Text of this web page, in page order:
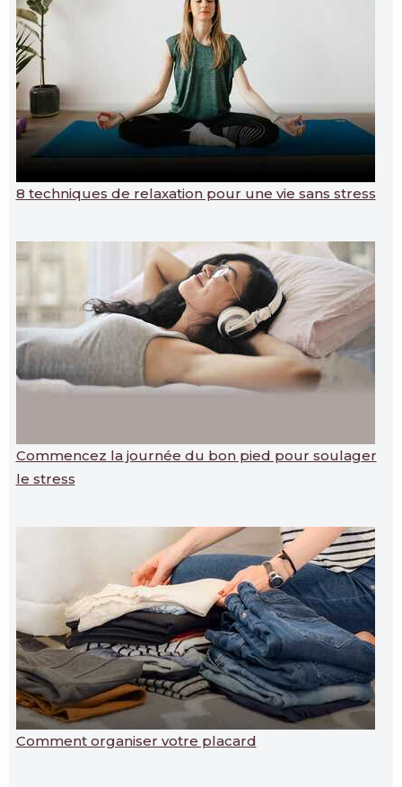
8 techniques de relaxation pour une vie sans stress
Commencez la journée du bon pied pour soulager
le stress
Comment organiser votre placard